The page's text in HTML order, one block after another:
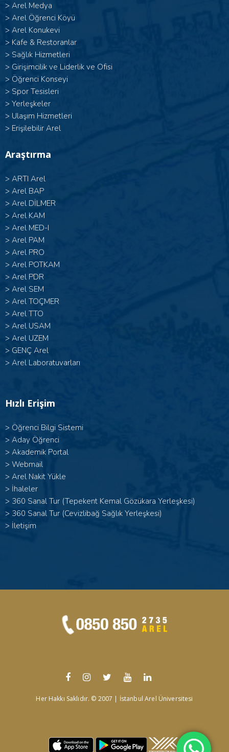
> Arel Medya
> Arel Öğrenci Köyü
> Arel Konukevi
> Kafe & Restoranlar
> Sağlık Hizmetleri
> Girişimcilik ve Liderlik ve Ofisi
> Öğrenci Konseyi
> Spor Tesisleri
> Yerleşkeler
> Ulaşım Hizmetleri
> Erişilebilir Arel
Araştırma
> ARTI Arel
> Arel BAP
> Arel DİLMER
> Arel KAM
> Arel MED-I
> Arel PAM
> Arel PRO
> Arel POTKAM
> Arel PDR
> Arel SEM
> Arel TOÇMER
> Arel TTO
> Arel USAM
> Arel UZEM
> GENÇ Arel
> Arel Laboratuvarları
Hızlı Erişim
> Öğrenci Bilgi Sistemi
> Aday Öğrenci
> Akademik Portal
> Webmail
> Arel Nakit Yükle
> İhaleler
> 360 Sanal Tur (Tepekent Kemal Gözükara Yerleşkesi)
> 360 Sanal Tur (Cevizlibağ Sağlık Yerleşkesi)
> İletişim
Her Hakkı Saklıdır. © 2007 | İstanbul Arel Üniversitesi